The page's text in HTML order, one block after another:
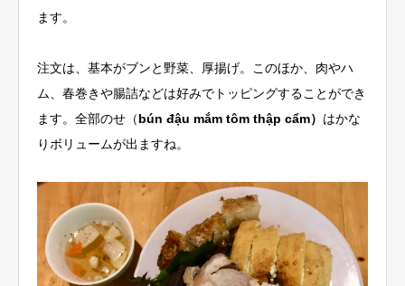
ます。
注文は、基本がブンと野菜、厚揚げ。このほか、肉やハ
ム、春巻きや腸詰などは好みでトッピングすることができ
ます。全部のせ（bún đậu mắm tôm thập cẩm） はかな
りボリュームが出ますね。